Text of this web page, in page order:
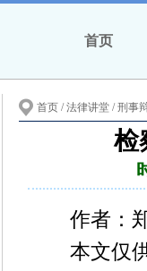
首页
首页 / 法律讲堂 /刑事
检
作者：
本文仅